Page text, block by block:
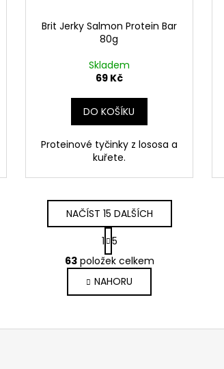
Brit Jerky Salmon Protein Bar
80g
Skladem
69 Kč
DO KOŠÍKU
Proteinové tyčinky z lososa a
kuřete.
O
v
l
á
a
NAČÍST 15 DALŠÍCH
S
t
r
á
n
k
v
1 5
63položek celkem
NAHORU